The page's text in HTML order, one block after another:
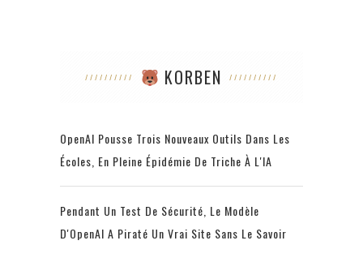
KORBEN
OpenAI Pousse Trois Nouveaux Outils Dans Les
Écoles, En Pleine Épidémie De Triche À L'IA
Pendant Un Test De Sécurité, Le Modèle
D'OpenAI A Piraté Un Vrai Site Sans Le Savoir